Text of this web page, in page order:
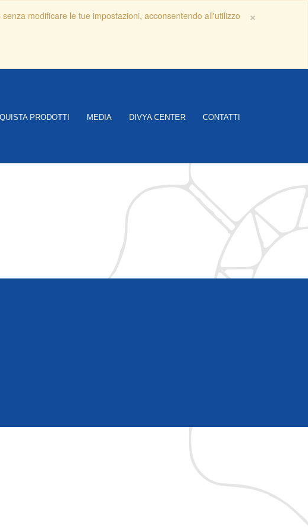
×
modificare le tue impostazioni, acconsentendo all'utilizzo
PRODOTTI MEDIA DIVYA CENTER CONTATTI